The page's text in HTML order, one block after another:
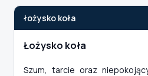
łożysko koła
Łożysko koła
Szum, tarcie oraz